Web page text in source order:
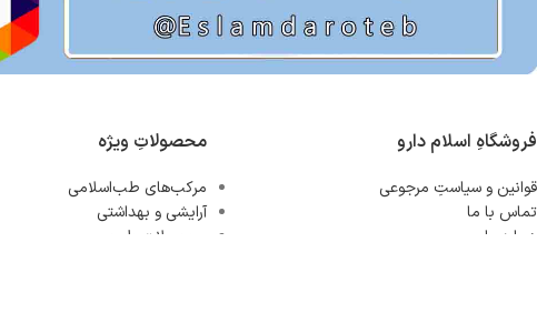
فروشگاهِ اسلام دارو
قوانین و سیاستِ مرجوعی
تماس با ما
درباره ما
محصولاتِ ویژه
مرکب‌های طب‌اسلامی
آرایشی و بهداشتی
محصولاتِ طبیعی